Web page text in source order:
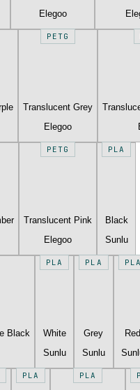
Elegoo
PETG
Translucent Grey
Elegoo
PETG
Translucent Pink
Elegoo
PLA
Black
Sunlu
Black
PLA
White
Sunlu
PLA
Grey
Sunlu
PLA
Red
PLA PLA